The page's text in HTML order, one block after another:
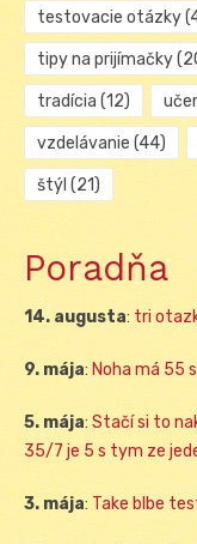
testovacie otázky
tipy na prijímačky
tradícia (12)
vzdelávanie (44)
štýl (21)
Poradňa
14. augusta: tri
9. mája: Noha má 55
5. mája: Stačí si to
35/7 je 5 s tym ze
3. mája: Take blbe